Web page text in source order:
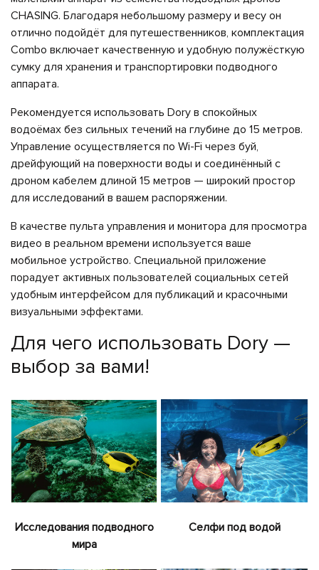
CHASING. Благодаря небольшому размеру и весу он
отлично подойдёт для путешественников, комплектация
Combo включает качественную и удобную полужёсткую
сумку для хранения и транспортировки подводного
аппарата.
Рекомендуется использовать Dory в спокойных
водоёмах без сильных течений на глубине до 15 метров.
Управление осуществляется по Wi-Fi через буй,
дрейфующий на поверхности воды и соединённый с
дроном кабелем длиной 15 метров — широкий простор
для исследований в вашем распоряжении.
В качестве пульта управления и монитора для просмотра
видео в реальном времени используется ваше
мобильное устройство. Специальной приложение
порадует активных пользователей социальных сетей
удобным интерфейсом для публикаций и красочными
визуальными эффектами.
Для чего использовать Dory —
выбор за вами!
Исследования подводного
мира
Селфи под водой